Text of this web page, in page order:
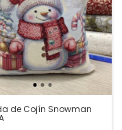
de Cojín Snowman